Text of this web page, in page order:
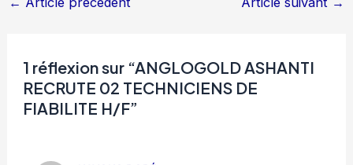
1 réflexion sur “ANGLOGOLD ASHANTI
RECRUTE 02 TECHNICIENS DE
FIABILITE H/F”